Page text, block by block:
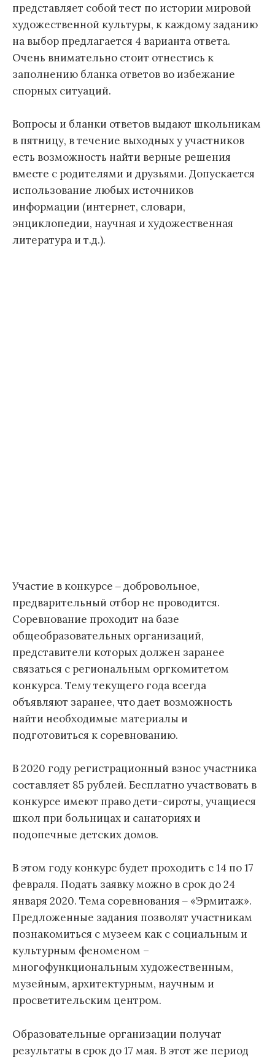
представляет собой тест по истории мировой
художественной культуры, к каждому заданию
на выбор предлагается 4 варианта ответа.
Очень внимательно стоит отнестись к
заполнению бланка ответов во избежание
спорных ситуаций.
Вопросы и бланки ответов выдают школьникам
в пятницу, в течение выходных у участников
есть возможность найти верные решения
вместе с родителями и друзьями. Допускается
использование любых источников
информации (интернет, словари,
энциклопедии, научная и художественная
литература и т.д.).
Участие в конкурсе ‒ добровольное,
предварительный отбор не проводится.
Соревнование проходит на базе
общеобразовательных организаций,
представители которых должен заранее
связаться с региональным оргкомитетом
конкурса. Тему текущего года всегда
объявляют заранее, что дает возможность
найти необходимые материалы и
подготовиться к соревнованию.
В 2020 году регистрационный взнос участника
составляет 85 рублей. Бесплатно участвовать в
конкурсе имеют право дети-сироты, учащиеся
школ при больницах и санаториях и
подопечные детских домов.
В этом году конкурс будет проходить с 14 по 17
февраля. Подать заявку можно в срок до 24
января 2020. Тема соревнования ‒ «Эрмитаж».
Предложенные задания позволят участникам
познакомиться с музеем как с социальным и
культурным феноменом –
многофункциональным художественным,
музейным, архитектурным, научным и
просветительским центром.
Образовательные организации получат
результаты в срок до 17 мая. В этот же период